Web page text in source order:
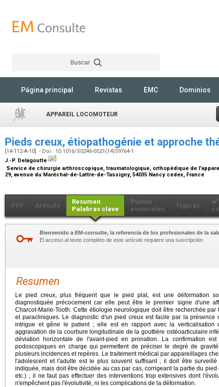
Buscar
Página principal Revistas EMC Dominios
APPAREIL LOCOMOTEUR
Pieds creux, étiopathogénie et approche
[14-112-A-10] - Doi : 10.1016/S0246-0521(14)59764-1
J.-P. Delagoutte
Service de chirurgie arthroscopique, traumatologique, orthopédique de
29, avenue du Maréchal-de-Lattre-de-Tassigny, 54035 Nancy cedex, France
PDF Artículo
Resumen
Palabras clave
Puntos
esenciales
Figuras
Bienvenido a EM-consulte, la referencia de los profesionales de la
El acceso al texto completo de este artículo requiere una suscripción.
Resumen
Le pied creux, plus fréquent que le pied plat, est une déformation
diagnostiquée précocement car elle peut être le premier signe d'une
Charcot-Marie-Tooth. Cette étiologie neurologique doit être recherchée
et paracliniques. Le diagnostic d'un pied creux est facile par la
intrigue et gêne le patient ; elle est en rapport avec la verticalisation
aggravation de la courbure longitudinale de la gouttière ostéoarticulaire
déviation horizontale de l'avant-pied en pronation. La confirmation
podoscopiques en charge qui permettent de préciser le degré de
plusieurs incidences et repères. Le traitement médical par appareillages
l'adolescent et l'adulte est le plus souvent suffisant ; il doit être
indiquée, mais doit être décidée au cas par cas, corrigeant la partie du
etc.) ; il ne faut pas effectuer des interventions trop extensives dont
n'empêchent pas l'évolutivité, ni les complications de la déformation.